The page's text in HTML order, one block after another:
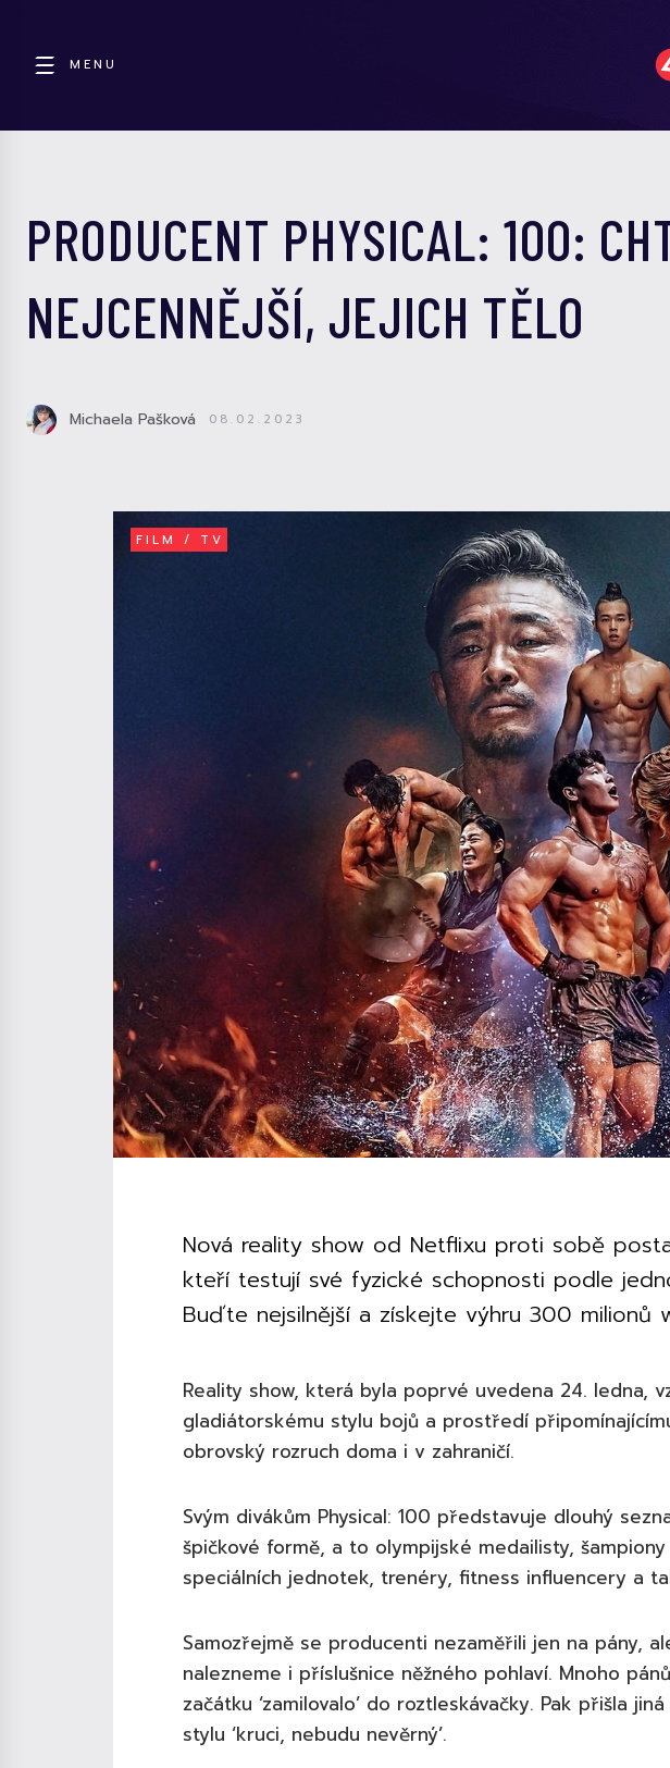
MENU
PRODUCENT PHYSICAL: 100:
NEJCENNĚJŠÍ, JEJICH TĚLO
Michaela Pašková 08.02.2023
FILM / TV
Nová reality show od Netflixu proti sobě
kteří testují své fyzické schopnosti podle
Buďte nejsilnější a získejte výhru 300 milionů
Reality show, která byla poprvé uvedena 24. ledna,
gladiátorskému stylu bojů a prostředí
obrovský rozruch doma i v zahraničí.
Svým divákům Physical: 100 představuje dlouhý
špičkové formě, a to olympijské medailisty,
speciálních jednotek, trenéry, fitness influencery a
Samozřejmě se producenti nezaměřili jen na pány,
nalezneme i příslušnice něžného pohlaví. Mnoho
začátku ‘zamilovalo’ do roztleskávačky. Pak přišla
stylu ‘kruci, nebudu nevěrný’.